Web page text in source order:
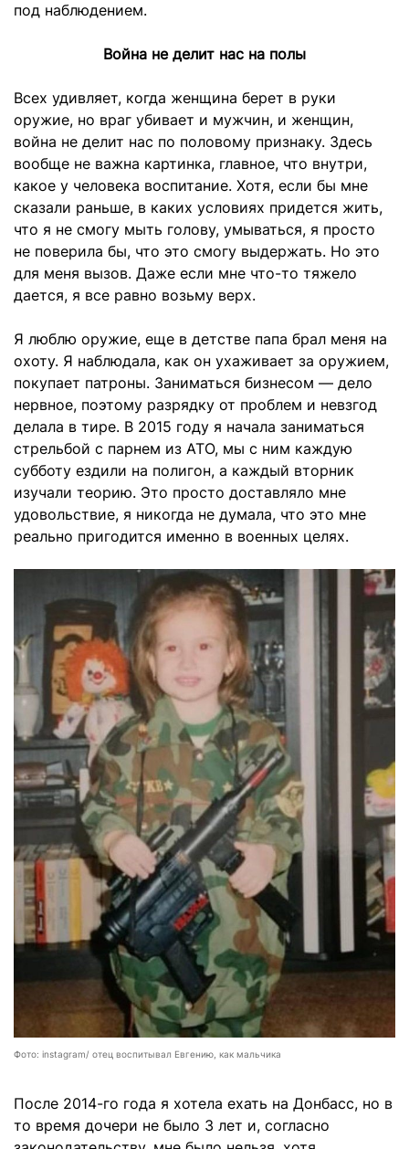
под наблюдением.
Война не делит нас на полы
Всех удивляет, когда женщина берет в руки
оружие, но враг убивает и мужчин, и женщин,
война не делит нас по половому признаку. Здесь
вообще не важна картинка, главное, что внутри,
какое у человека воспитание. Хотя, если бы мне
сказали раньше, в каких условиях придется жить,
что я не смогу мыть голову, умываться, я просто
не поверила бы, что это смогу выдержать. Но это
для меня вызов. Даже если мне что-то тяжело
дается, я все равно возьму верх.
Я люблю оружие, еще в детстве папа брал меня на
охоту. Я наблюдала, как он ухаживает за оружием,
покупает патроны. Заниматься бизнесом — дело
нервное, поэтому разрядку от проблем и невзгод
делала в тире. В 2015 году я начала заниматься
стрельбой с парнем из АТО, мы с ним каждую
субботу ездили на полигон, а каждый вторник
изучали теорию. Это просто доставляло мне
удовольствие, я никогда не думала, что это мне
реально пригодится именно в военных целях.
Фото: instagram/ отец воспитывал Евгению, как мальчика
После 2014-го года я хотела ехать на Донбасс, но в
то время дочери не было 3 лет и, согласно